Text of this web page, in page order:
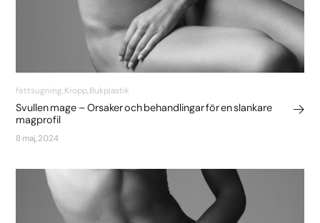
fettsugning, Kropp, Bukplastik
Svullen mage – Orsaker och behandlingar för en slankare
magprofil
8 maj, 2024